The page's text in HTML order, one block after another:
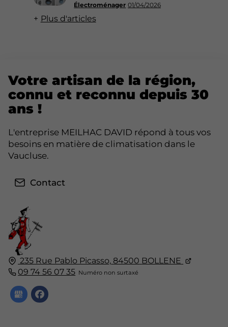
Électroménager 01/04/2026
Plus d'articles
235 Rue Pablo Picasso, 84500 BOLLENE
09 74 56 07 35
Votre artisan de la région,
connu et reconnu depuis 30
ans !
L'entreprise MEILHAC DAVID répond à tous vos
besoins en matière de climatisation dans le
Vaucluse.
Contact